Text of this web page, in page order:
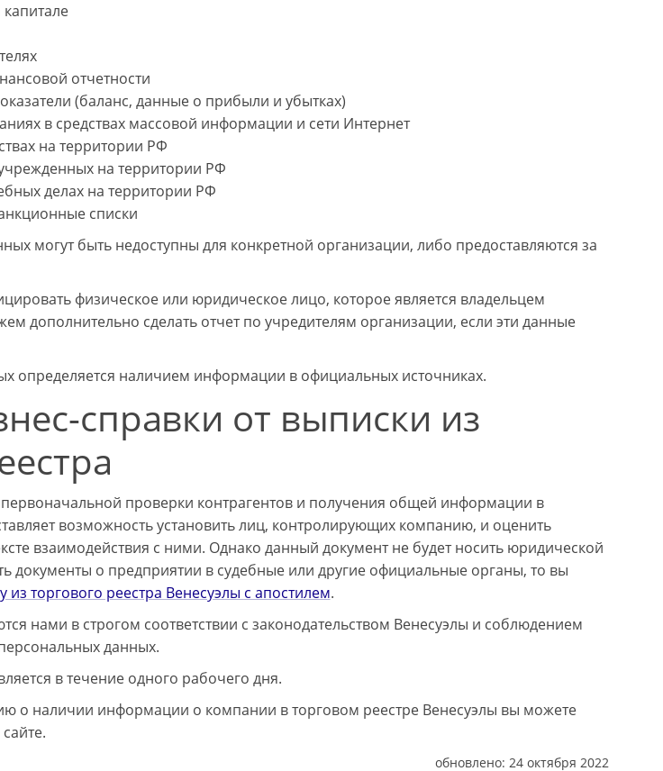
отчетности
(баланс, данные о прибыли и убытках)
в средствах массовой информации и сети Интернет
на территории РФ
на территории РФ
делах на территории РФ
списки
могут быть недоступны для конкретной организации, либо предоставляются за
физическое или юридическое лицо, которое является владельцем
дополнительно сделать отчет по учредителям организации, если эти данные
определяется наличием информации в официальных источниках.
справки от выписки из
первоначальной проверки контрагентов и получения общей информации в
возможность установить лиц, контролирующих компанию, и оценить
взаимодействия с ними. Однако данный документ не будет носить юридической
документы о предприятии в судебные или другие официальные органы, то вы
из торгового реестра Венесуэлы с апостилем.
нами в строгом соответствии с законодательством Венесуэлы и соблюдением
данных.
в течение одного рабочего дня.
о наличии информации о компании в торговом реестре Венесуэлы вы можете
обновлено: 24 октября 2022